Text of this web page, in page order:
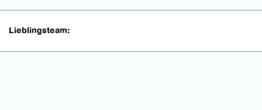
Lieblingsteam: